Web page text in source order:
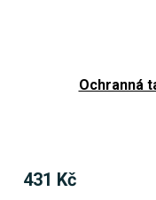
Ochranná
431 Kč